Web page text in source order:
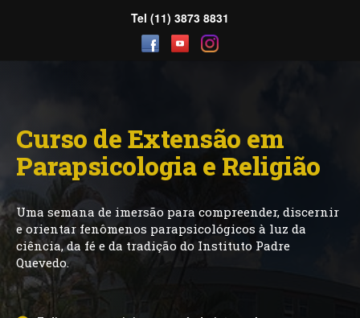
Tel (11) 3873 8831
Curso de Extensão em
Parapsicologia e Religião
Uma semana de imersão para compreender, discernir
e orientar fenômenos parapsicológicos à luz da
ciência, da fé e da tradição do Instituto Padre
Quevedo.